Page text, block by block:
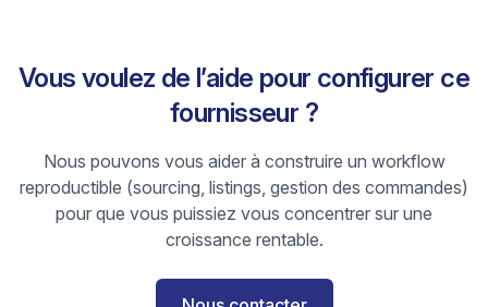
Vous voulez de l’aide pour configurer ce
fournisseur ?
Nous pouvons vous aider à construire un workflow
reproductible (sourcing, listings, gestion des commandes)
pour que vous puissiez vous concentrer sur une
croissance rentable.